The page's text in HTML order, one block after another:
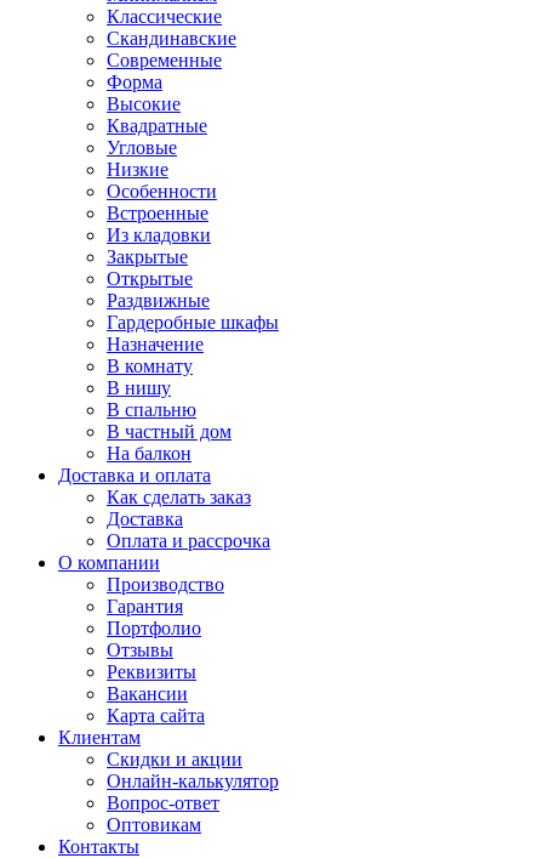
Классические
Скандинавские
Современные
Форма
Высокие
Квадратные
Угловые
Низкие
Особенности
Встроенные
Из кладовки
Закрытые
Открытые
Раздвижные
Гардеробные шкафы
Назначение
В комнату
В нишу
В спальню
В частный дом
На балкон
Доставка и оплата
Как сделать заказ
Доставка
Оплата и рассрочка
О компании
Производство
Гарантия
Портфолио
Отзывы
Реквизиты
Вакансии
Карта сайта
Клиентам
Скидки и акции
Онлайн-калькулятор
Вопрос-ответ
Оптовикам
Контакты